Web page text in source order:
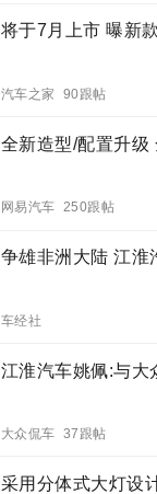
将于7月上市 曝新
汽车之家 90跟帖
全新造型/配置升级
网易汽车 250跟帖
争雄非洲大陆 江淮
车经社
江淮汽车姚佩:与大
大众侃车 37跟帖
采用分体式大灯设